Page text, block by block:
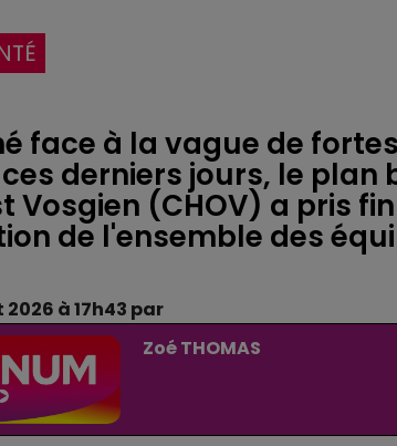
face à la vague de
derniers jours, le plan
Vosgien (CHOV) a pris
de l'ensemble des
2026 à 17h43 par
Zoé THOMAS